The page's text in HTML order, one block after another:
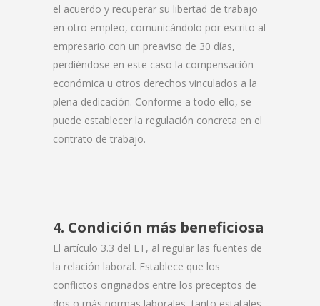
el acuerdo y recuperar su libertad de trabajo
en otro empleo, comunicándolo por escrito al
empresario con un preaviso de 30 días,
perdiéndose en este caso la compensación
económica u otros derechos vinculados a la
plena dedicación. Conforme a todo ello, se
puede establecer la regulación concreta en el
contrato de trabajo.
4. Condición más beneficiosa
El artículo 3.3 del ET, al regular las fuentes de
la relación laboral. Establece que los
conflictos originados entre los preceptos de
dos o más normas laborales, tanto estatales